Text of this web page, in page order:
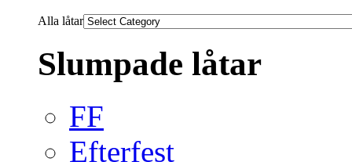
Alla låtar
Slumpade låtar
FF
Efterfest